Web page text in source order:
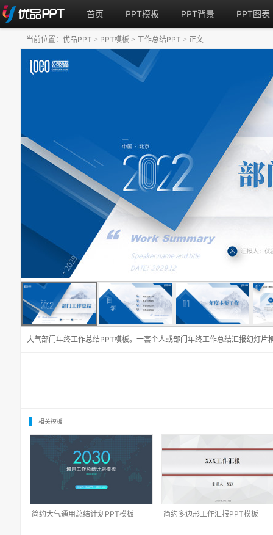
首页 PPT模板 PPT背景 PPT图表
大气部门年终工作总结PPT模板。一套个人或部门年终工作总结汇报幻灯片
当前位置： 优品PPT > PPT模板 > 工作总结PPT > 正文
相关模板
简约大气通用总结计划PPT模板 简约多边形工作汇报PPT模板